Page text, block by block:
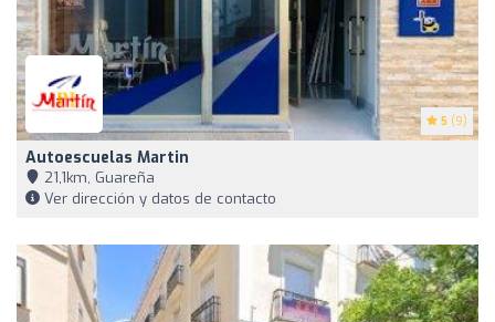
5 (9)
Autoescuelas Martin
21,1km, Guareña
Ver dirección y datos de contacto